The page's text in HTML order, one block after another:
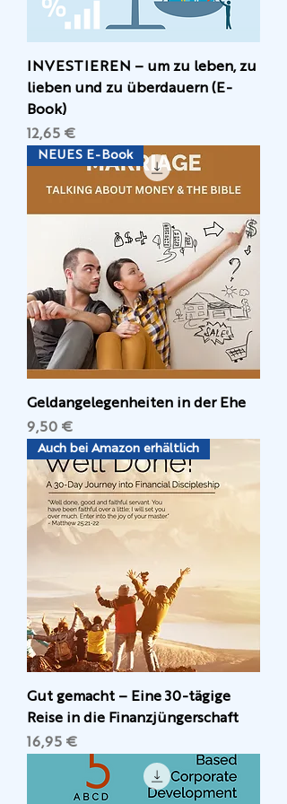
INVESTIEREN – um zu leben, zu
lieben und zu überdauern (E-
Book)
Preis
12,65 €
NEUES E-Book
Geldangelegenheiten in der Ehe
Preis
9,50 €
Auch bei Amazon erhältlich
Gut gemacht – Eine 30-tägige
Reise in die Finanzjüngerschaft
Preis
16,95 €